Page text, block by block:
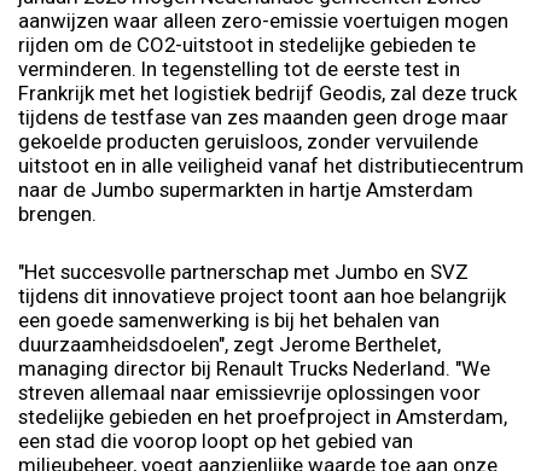
aanwijzen waar alleen zero-emissie voertuigen mogen
rijden om de CO2-uitstoot in stedelijke gebieden te
verminderen. In tegenstelling tot de eerste test in
Frankrijk met het logistiek bedrijf Geodis, zal deze truck
tijdens de testfase van zes maanden geen droge maar
gekoelde producten geruisloos, zonder vervuilende
uitstoot en in alle veiligheid vanaf het distributiecentrum
naar de Jumbo supermarkten in hartje Amsterdam
brengen.
"Het succesvolle partnerschap met Jumbo en SVZ
tijdens dit innovatieve project toont aan hoe belangrijk
een goede samenwerking is bij het behalen van
duurzaamheidsdoelen", zegt Jerome Berthelet,
managing director bij Renault Trucks Nederland. "We
streven allemaal naar emissievrije oplossingen voor
stedelijke gebieden en het proefproject in Amsterdam,
een stad die voorop loopt op het gebied van
milieubeheer, voegt aanzienlijke waarde toe aan onze